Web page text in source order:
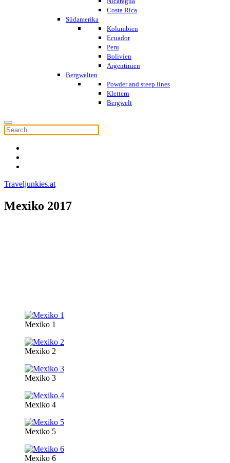
Costa Rica
Südamerika
Kolumbien
Ecuador
Peru
Bolivien
Argentinien
Bergwelten
Powder and steep lines
Klettern
Bergwelt
Traveljunkies.at
Mexiko 2017
Mexiko 1
Mexiko 2
Mexiko 3
Mexiko 4
Mexiko 5
Mexiko 6